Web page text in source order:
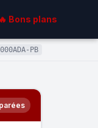
🔥 Bons plans
PB